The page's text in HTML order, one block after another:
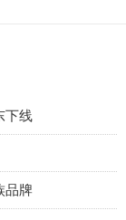
下线
品牌